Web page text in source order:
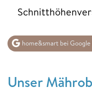
home&smart bei Google
Unser